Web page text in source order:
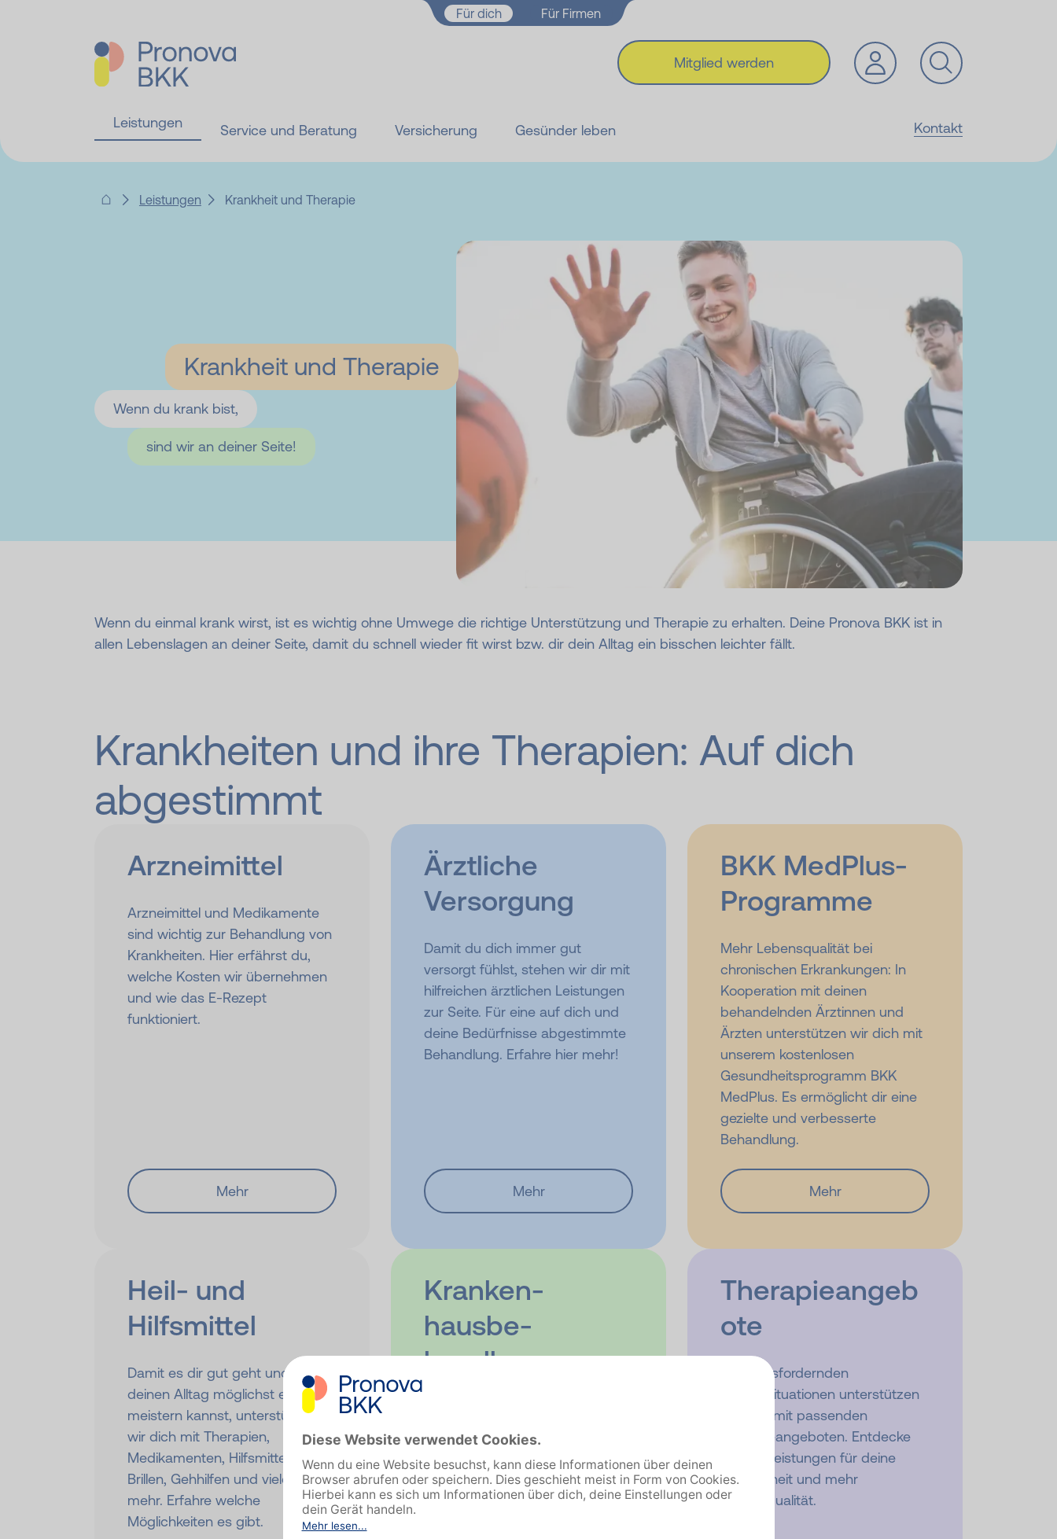
Zum Hauptinhalt springen
Für dich Für Firmen
Mitglied werden
Leistungen Service und Beratung Versicherung Gesünder leben Kontakt
Leistungen Krankheit und Therapie
Krankheit und Therapie
Wenn du krank bist,
sind wir an deiner Seite!
Wenn du einmal krank wirst, ist es wichtig ohne Umwege die richtige Unterstützung und Therapie zu erhalten. Deine Pronova BKK ist in
allen Lebenslagen an deiner Seite, damit du schnell wieder fit wirst bzw. dir dein Alltag ein bisschen leichter fällt.
Krankheiten und ihre Therapien: Auf dich
abgestimmt
Arznei­mittel
Arzneimittel und Medikamente
sind wichtig zur Behandlung von
Krankheiten. Hier erfährst du,
welche Kosten wir übernehmen
und wie das E-Rezept
funktioniert.
Mehr
Ärztliche
Versorgung
Damit du dich immer gut
versorgt fühlst, stehen wir dir mit
hilfreichen ärztlichen Leistungen
zur Seite. Für eine auf dich und
deine Bedürfnisse abgestimmte
Behandlung. Erfahre hier mehr!
Mehr
BKK MedPlus-
Programme
Mehr Lebensqualität bei
chronischen Erkrankungen: In
Kooperation mit deinen
behandelnden Ärztinnen und
Ärzten unterstützen wir dich mit
unserem kostenlosen
Gesundheitsprogramm BKK
MedPlus. Es ermöglicht dir eine
gezielte und verbesserte
Behandlung.
Mehr
Heil- und
Hilfsmittel
Damit es dir gut geht und du
deinen Alltag möglichst easy
meistern kannst, unterstützen
wir dich mit Therapien,
Medikamenten, Hilfsmitteln wie
Brillen, Gehhilfen und vielem
mehr. Erfahre welche
Möglichkeiten es gibt.
Kranken­
hausbe­
handlung
musst: wir unterstützen dich!
Erfahre welche Kosten wir
übernehmen und was wir sonst
Therapieangeb
ote
In herausfordernden
Lebenssituationen unterstützen
wir dich mit passenden
Therapieangeboten. Entdecke
unsere Leistungen für deine
Gesundheit und mehr
Lebensqualität.